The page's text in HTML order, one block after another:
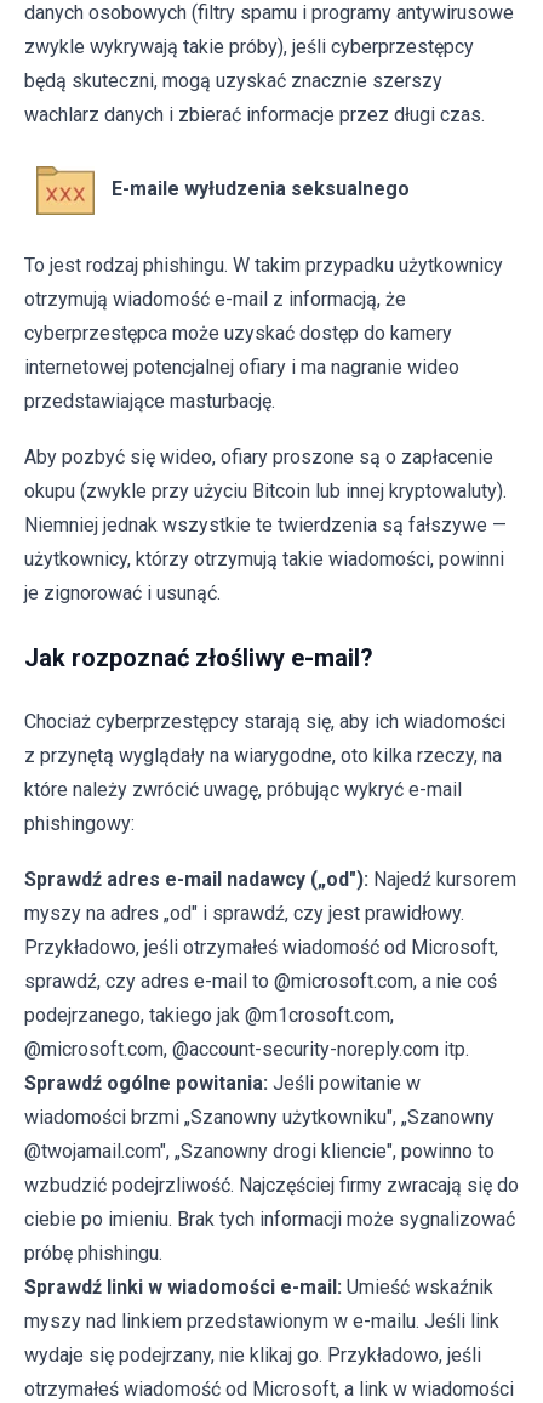
danych osobowych (filtry spamu i programy antywirusowe
zwykle wykrywają takie próby), jeśli cyberprzestępcy
będą skuteczni, mogą uzyskać znacznie szerszy
wachlarz danych i zbierać informacje przez długi czas.
E-maile wyłudzenia seksualnego
To jest rodzaj phishingu. W takim przypadku użytkownicy
otrzymują wiadomość e-mail z informacją, że
cyberprzestępca może uzyskać dostęp do kamery
internetowej potencjalnej ofiary i ma nagranie wideo
przedstawiające masturbację.
Aby pozbyć się wideo, ofiary proszone są o zapłacenie
okupu (zwykle przy użyciu Bitcoin lub innej kryptowaluty).
Niemniej jednak wszystkie te twierdzenia są fałszywe —
użytkownicy, którzy otrzymują takie wiadomości, powinni
je zignorować i usunąć.
Jak rozpoznać złośliwy e-mail?
Chociaż cyberprzestępcy starają się, aby ich wiadomości
z przynętą wyglądały na wiarygodne, oto kilka rzeczy, na
które należy zwrócić uwagę, próbując wykryć e-mail
phishingowy:
Sprawdź adres e-mail nadawcy („od"): Najedź kursorem
myszy na adres „od" i sprawdź, czy jest prawidłowy.
Przykładowo, jeśli otrzymałeś wiadomość od Microsoft,
sprawdź, czy adres e-mail to @microsoft.com, a nie coś
podejrzanego, takiego jak @m1crosoft.com,
@microsoft.com, @account-security-noreply.com itp.
Sprawdź ogólne powitania: Jeśli powitanie w
wiadomości brzmi „Szanowny użytkowniku", „Szanowny
@twojamail.com", „Szanowny drogi kliencie", powinno to
wzbudzić podejrzliwość. Najczęściej firmy zwracają się do
ciebie po imieniu. Brak tych informacji może sygnalizować
próbę phishingu.
Sprawdź linki w wiadomości e-mail: Umieść wskaźnik
myszy nad linkiem przedstawionym w e-mailu. Jeśli link
wydaje się podejrzany, nie klikaj go. Przykładowo, jeśli
otrzymałeś wiadomość od Microsoft, a link w wiadomości